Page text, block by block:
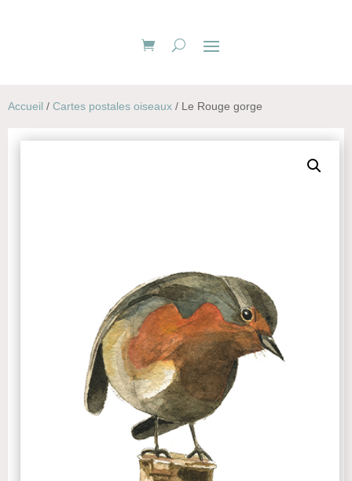
Accueil / Cartes postales oiseaux/ Le Rouge gorge